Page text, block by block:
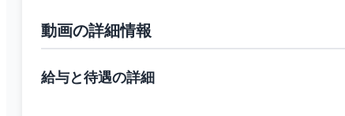
動画の詳細情報
給与と待遇の詳細